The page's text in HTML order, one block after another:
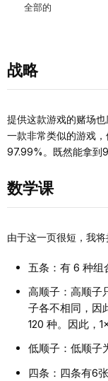
全部的
战略
提供这款游戏的赌场
一款非常类似的游戏
97.99%。既然能拿到
数学课
由于这一页很短，我
五条：有 6 种组
高顺子：高顺子
子各不相同，因
120 种。因此，
低顺子：低顺子
四条：四条有6